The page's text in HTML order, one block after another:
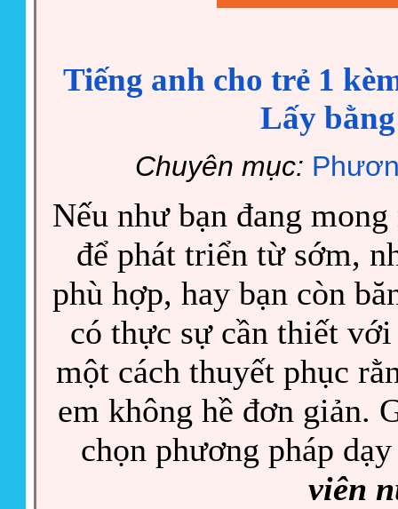
Tiếng anh cho trẻ 1
Lấy
Chuyên mục:
Nếu như bạn đang
để phát triển từ sớm,
phù hợp, hay bạn còn
có thực sự cần thiết
một cách thuyết phục
em không hề đơn giản.
chọn phương pháp
viên